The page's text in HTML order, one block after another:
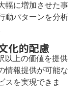
幅に増加させた事
動パターンを分析
化的配慮
以上の価値を提供
情報提供が可能な
スを実現できま